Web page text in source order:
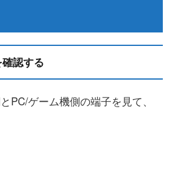
認する
PC/ゲーム機側の端子を見て、